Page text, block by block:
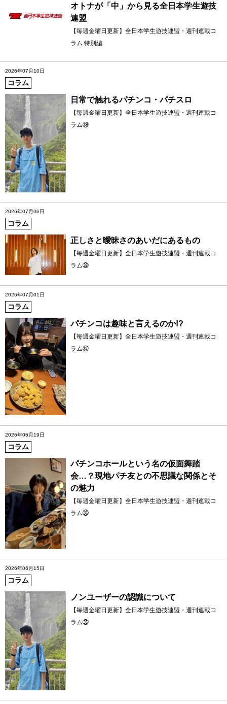
オトナが「中」から見る全日本学生遊技
連盟
【毎週金曜日更新】全日本学生遊技連盟・週刊連載コ
ラム 特別編
2026年07月10日
コラム
日常で触れるパチンコ・パチスロ
【毎週金曜日更新】全日本学生遊技連盟・週刊連載コ
ラム㊴
2026年07月06日
コラム
正しさと曖昧さのあいだにあるもの
【毎週金曜日更新】全日本学生遊技連盟・週刊連載コ
ラム㊳
2026年07月01日
コラム
パチンコは趣味と言えるのか!?
【毎週金曜日更新】全日本学生遊技連盟・週刊連載コ
ラム㊲
2026年06月19日
コラム
パチンコホールという名の仮面舞踏
会…？現地パチ友との不思議な関係とそ
の魅力
【毎週金曜日更新】全日本学生遊技連盟・週刊連載コ
ラム㊱
2026年06月15日
コラム
ノンユーザーの認識について
【毎週金曜日更新】全日本学生遊技連盟・週刊連載コ
ラム㉟